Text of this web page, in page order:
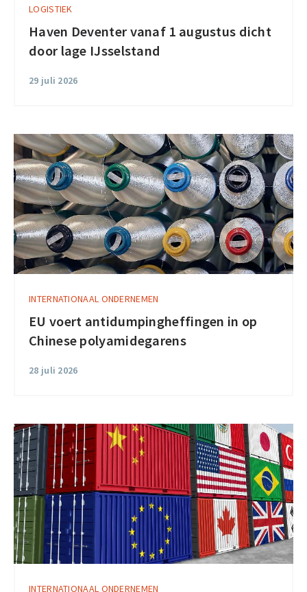
LOGISTIEK
Haven Deventer vanaf 1 augustus dicht
door lage IJsselstand
29 juli 2026
INTERNATIONAAL ONDERNEMEN
EU voert antidumpingheffingen in op
Chinese polyamidegarens
28 juli 2026
INTERNATIONAAL ONDERNEMEN